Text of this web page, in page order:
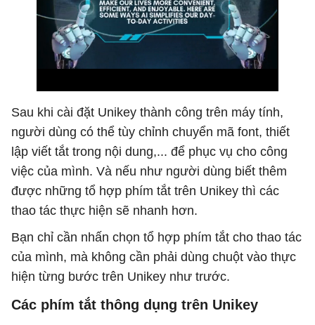
Sau khi cài đặt Unikey thành công trên máy tính,
người dùng có thể tùy chỉnh chuyển mã font, thiết
lập viết tắt trong nội dung,... để phục vụ cho công
việc của mình. Và nếu như người dùng biết thêm
được những tổ hợp phím tắt trên Unikey thì các
thao tác thực hiện sẽ nhanh hơn.
Bạn chỉ cần nhấn chọn tổ hợp phím tắt cho thao tác
của mình, mà không cần phải dùng chuột vào thực
hiện từng bước trên Unikey như trước.
Các phím tắt thông dụng trên Unikey